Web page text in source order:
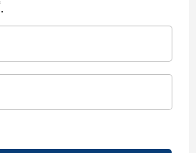
أريد ردًا على رأيي.